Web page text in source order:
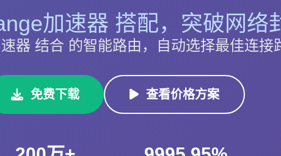
加速器 搭配，突破网络
器 结合 的智能路由，自动选择最佳连接
免费下载 查看价格方案